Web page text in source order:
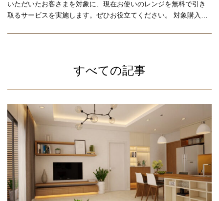
いただいたお客さまを対象に、現在お使いのレンジを無料で引き
取るサービスを実施します。ぜひお役立てください。 対象購入期
セット」をプレゼントするキャンペーンを実施します。 ステーキ
だいている本製品。その“プロの味わい”をより多くの方に体験いた
だくための、和牛専門の精肉店「TOKYO COWBOY」とのコラボ
レーションによるキャンペーンです。 本キャンペーンでは、期間
中に「BALMUDA The Plate Pro」をご購入の方の中から抽選で
100名様に、「TOKYO COWBOY」のミートコンシェルジュが厳
選した和牛を使用した“家焼肉セット（650g相当）”をプレゼント
いたします。賞品となる家焼肉セットには、3種類のカットのお肉
をご用意。厚みのある「ステーキカット」、通常の焼肉よりも厚
めに切ったTOKYO COWBOYが提唱する新しいスタイル「バーベ
すべての記事